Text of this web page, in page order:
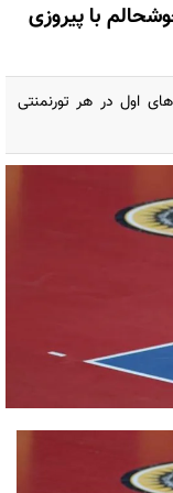
با پیروزی
اول در هر تورنمنتی